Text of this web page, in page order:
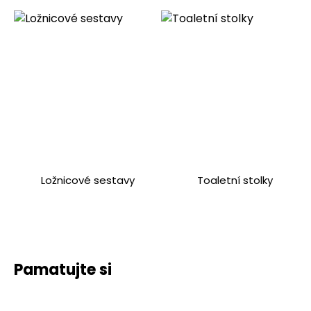
Ložnicové sestavy Toaletní stolky
Pamatujte si